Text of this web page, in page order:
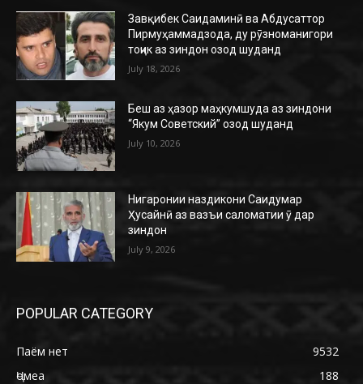
Завқибек Саидаминӣ ва Абдусаттор
Пирмуҳаммадзода, ду рӯзноманигори
тоҷик аз зиндон озод шуданд
July 18, 2026
Беш аз ҳазор маҳкумшуда аз зиндони
“Якум Советский” озод шуданд
July 10, 2026
Нигаронии наздикони Саидумар
Ҳусайнӣ аз вазъи саломатии ӯ дар
зиндон
July 9, 2026
POPULAR CATEGORY
Паём нет
9532
Ҷомеа
188